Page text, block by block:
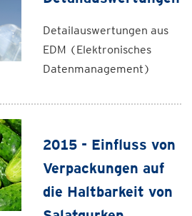
Detailauswertungen aus
EDM (Elektronisches
Datenmanagement)
2015 - Einfluss von
Verpackungen auf
die Haltbarkeit von